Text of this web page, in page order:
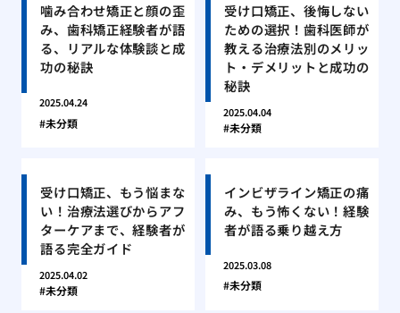
噛み合わせ矯正と顔の歪
み、歯科矯正経験者が語
る、リアルな体験談と成
功の秘訣
2025.04.24
未分類
受け口矯正、後悔しない
ための選択！歯科医師が
教える治療法別のメリッ
ト・デメリットと成功の
秘訣
2025.04.04
未分類
受け口矯正、もう悩まな
い！治療法選びからアフ
ターケアまで、経験者が
語る完全ガイド
2025.04.02
未分類
インビザライン矯正の痛
み、もう怖くない！経験
者が語る乗り越え方
2025.03.08
未分類